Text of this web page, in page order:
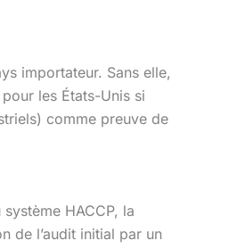
importateur. Sans elle,
les États-Unis si
comme preuve de
HACCP, la
de l’audit initial par un